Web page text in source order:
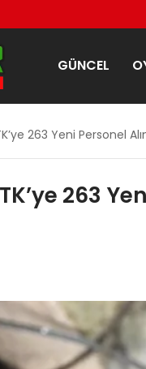
GÜNCEL
263 Yeni Personel
263